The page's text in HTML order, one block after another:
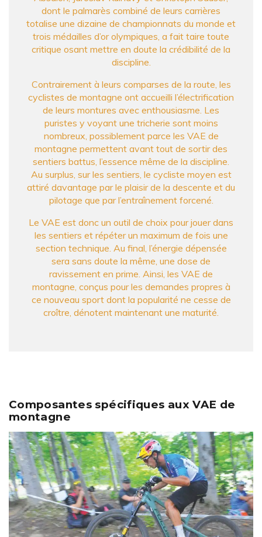
dont le palmarès combiné de leurs carrières
totalise une dizaine de championnats du monde et
trois médailles d’or olympiques, a fait taire toute
critique osant mettre en doute la crédibilité de la
discipline.
Contrairement à leurs comparses de la route, les
cyclistes de montagne ont accueilli l’électrification
de leurs montures avec enthousiasme. Les
puristes y voyant une tricherie sont moins
nombreux, possiblement parce les VAE de
montagne permettent avant tout de sortir des
sentiers battus, l’essence même de la discipline.
Au surplus, sur les sentiers, le cycliste moyen est
attiré davantage par le plaisir de la descente et du
pilotage que par l’entraînement forcené.
Le VAE est donc un outil de choix pour jouer dans
les sentiers et répéter un maximum de fois une
section technique. Au final, l’énergie dépensée
sera sans doute la même, une dose de
ravissement en prime. Ainsi, les VAE de
montagne, conçus pour les demandes propres à
ce nouveau sport dont la popularité ne cesse de
croître, dénotent maintenant une maturité.
Composantes spécifiques aux VAE de
montagne